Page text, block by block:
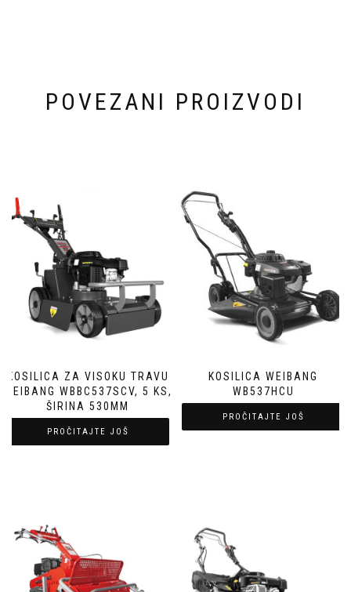
POVEZANI PROIZVODI
KOSILICA ZA VISOKU TRAVU
WEIBANG WBBC537SCV, 5 KS,
ŠIRINA 530MM
PROČITAJTE JOŠ
KOSILICA WEIBANG
WB537HCU
PROČITAJTE JOŠ